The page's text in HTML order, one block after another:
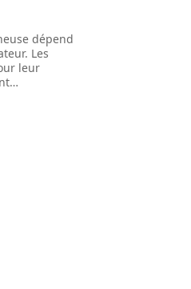
dépend
Les
leur
…